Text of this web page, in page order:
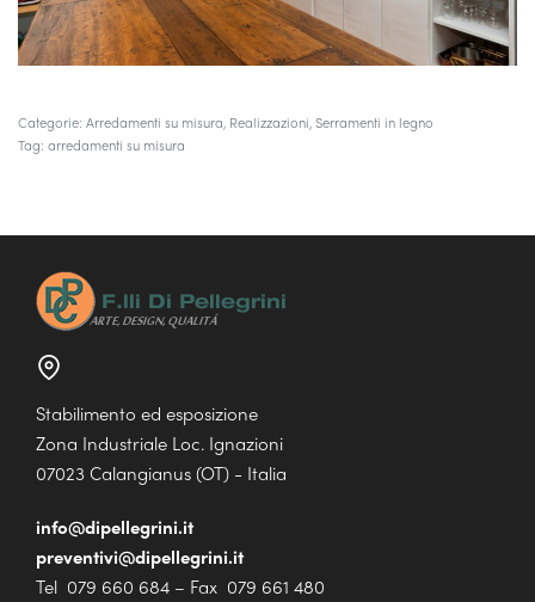
Categorie: Arredamenti su misura, Realizzazioni,Serramenti in legno
Tag: arredamenti su misura
Stabilimento ed esposizione
Zona Industriale Loc. Ignazioni
07023 Calangianus (OT) - Italia
info@dipellegrini.it
preventivi@dipellegrini.it
Tel 079 660 684 – Fax 079 661 480